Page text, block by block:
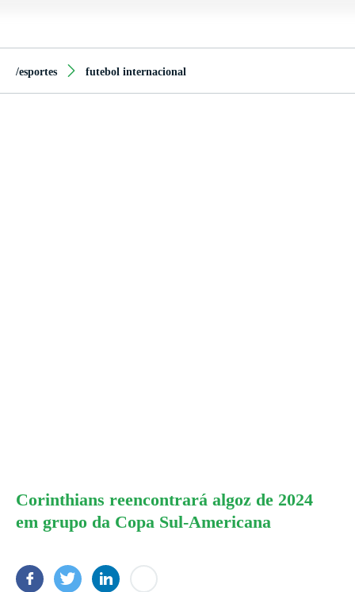
/esportes futebol internacional
Corinthians reencontrará algoz de 2024
em grupo da Copa Sul-Americana